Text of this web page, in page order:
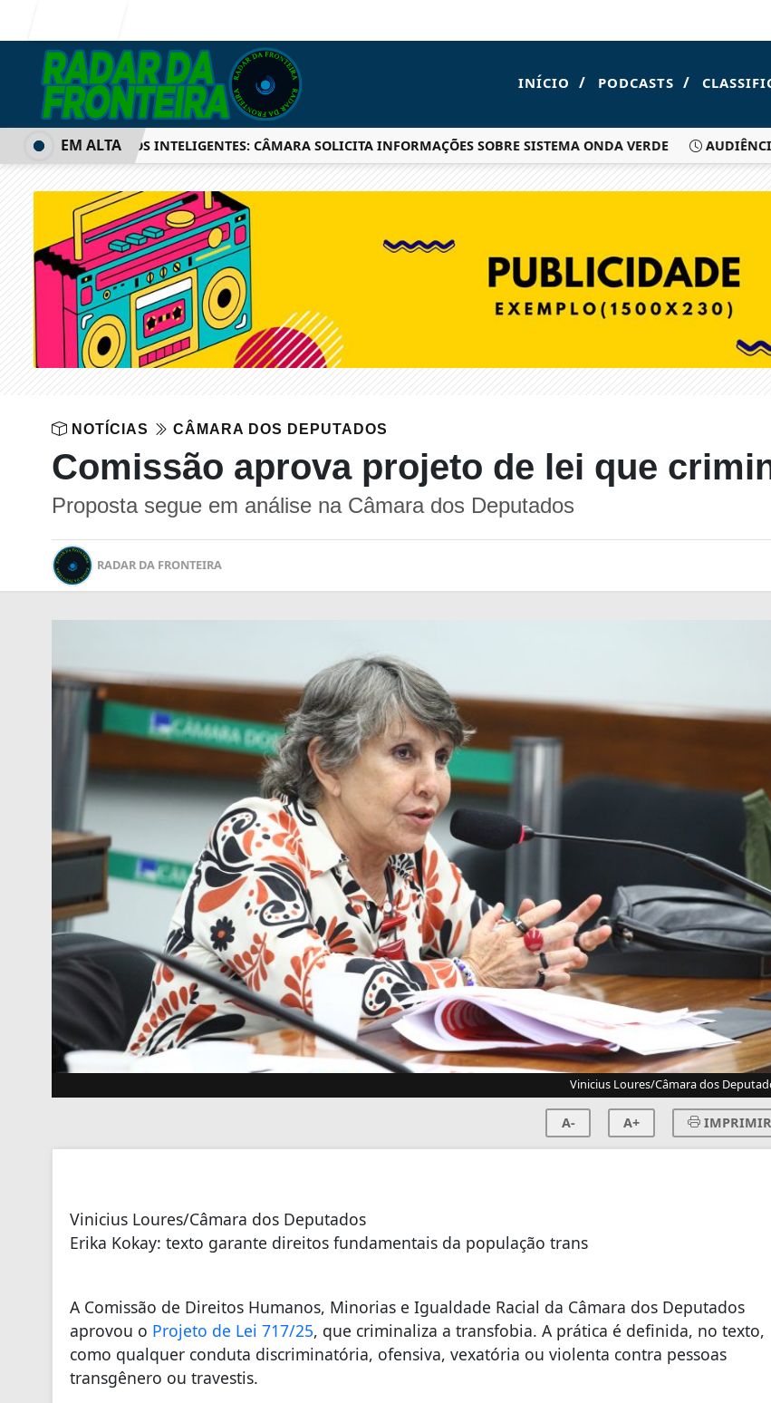
INÍCIO / PODCASTS /
SEMÁFOROS INTELIGENTES: CÂMARA SOLICITA INFORMAÇÕES SOBRE SISTEMA ONDA VERDE AUDIÊNCIA
EM ALTA
NOTÍCIAS CÂMARA DOS DEPUTADOS
Comissão aprova projeto de lei que
Proposta segue em análise na Câmara dos Deputados
RADAR DA FRONTEIRA
Vinicius Loures/Câmara dos
A- A+ IMPRIMIR
Vinicius Loures/Câmara dos Deputados
Erika Kokay: texto garante direitos fundamentais da população trans
A Comissão de Direitos Humanos, Minorias e Igualdade Racial da Câmara dos Deputados
aprovou o Projeto de Lei 717/25, que criminaliza a transfobia. A prática é definida, no texto,
como qualquer conduta discriminatória, ofensiva, vexatória ou violenta contra pessoas
transgênero ou travestis.